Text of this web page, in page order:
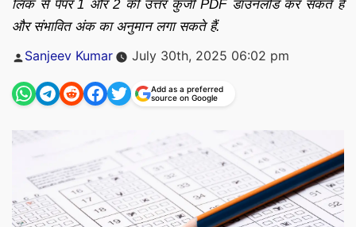
लिंक से पेपर 1 और 2 की उत्तर कुंजी PDF डाउनलोड कर सकते हैं
और संभावित अंक का अनुमान लगा सकते हैं.
Posted
Sanjeev Kumar July 30th, 2025 06:02 pm
Add as a preferred
source on Google